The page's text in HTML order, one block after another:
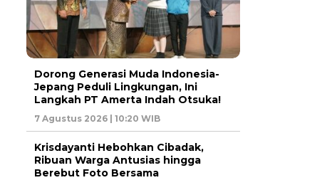
Dorong Generasi Muda Indonesia-
Jepang Peduli Lingkungan, Ini
Langkah PT Amerta Indah Otsuka!
7 Agustus 2026 | 10:20 WIB
Krisdayanti Hebohkan Cibadak,
Ribuan Warga Antusias hingga
Berebut Foto Bersama